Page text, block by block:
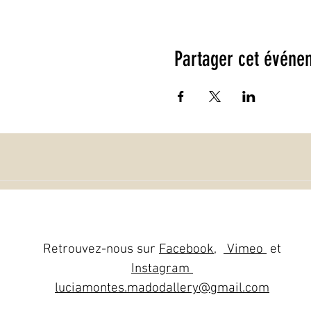
Partager cet
Retrouvez-nous sur Facebook, Vimeo et
Instagram
luciamontes.madodallery@gmail.com